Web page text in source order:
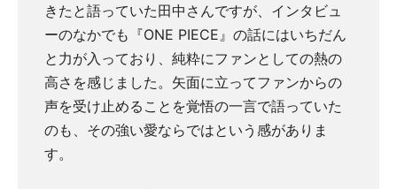
きたと語っていた田中さんですが、インタビュ
ーのなかでも『ONE PIECE』の話にはいちだん
と力が入っており、純粋にファンとしての熱の
高さを感じました。矢面に立ってファンからの
声を受け止めることを覚悟の一言で語っていた
のも、その強い愛ならではという感がありま
す。